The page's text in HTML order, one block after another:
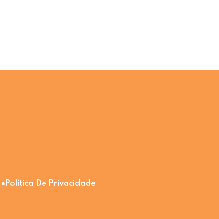
Política De Privacidade